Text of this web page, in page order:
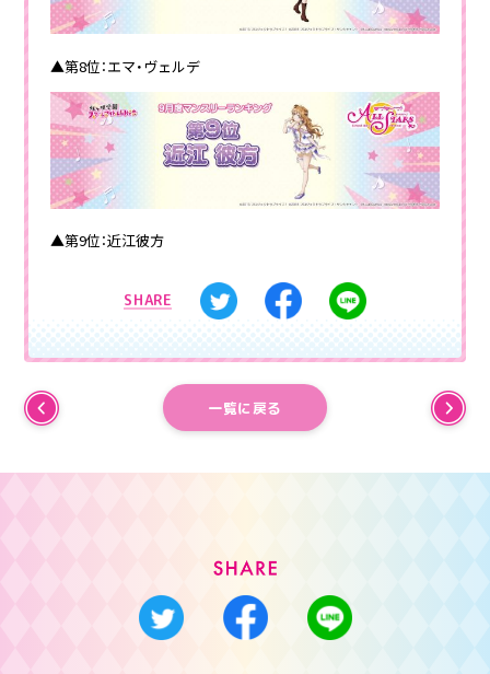
▲第8位：エマ・ヴェルデ
▲第9位：近江彼方
SHARE
一覧に戻る